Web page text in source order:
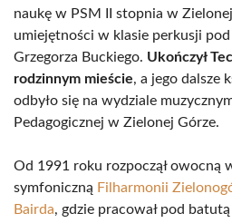
naukę w PSM II stopnia w
umiejętności w klasie perkusji
Grzegorza Buckiego. Ukończył
rodzinnym mieście, a jego dalsze
odbyło się na wydziale
Pedagogicznej w Zielonej Górze.
Od 1991 roku rozpoczął owocną
symfoniczną Filharmonii
Bairda, gdzie pracował pod batutą